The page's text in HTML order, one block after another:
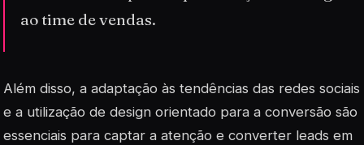
ao time de vendas.
Além disso, a adaptação às tendências das redes sociais
e a utilização de design orientado para a conversão são
essenciais para captar a atenção e converter leads em